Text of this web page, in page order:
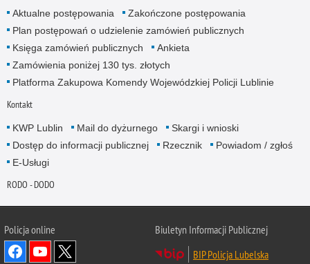
Aktualne postępowania
Zakończone postępowania
Plan postępowań o udzielenie zamówień publicznych
Księga zamówień publicznych
Ankieta
Zamówienia poniżej 130 tys. złotych
Platforma Zakupowa Komendy Wojewódzkiej Policji Lublinie
Kontakt
KWP Lublin Mail do dyżurnego
Skargi i wnioski
Dostęp do informacji publicznej
Rzecznik
Powiadom / zgłoś
E-Usługi
RODO - DODO
Policja online
Biuletyn Informacji Publicznej
BIP Policja Lubelska